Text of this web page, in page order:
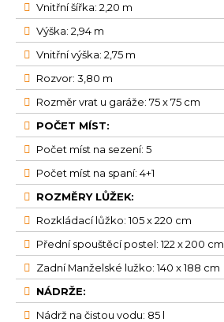
Vnitřní šířka: 2,20 m
Výška: 2,94 m
Vnitřní výška: 2,75 m
Rozvor: 3,80 m
Rozměr vrat u garáže: 75 x 75 cm
POČET MÍST:
Počet míst na sezení: 5
Počet míst na spaní: 4+1
ROZMĚRY LŮŽEK:
Rozkládací lůžko: 105 x 220 cm
Přední spouštěcí postel: 122 x 200 cm
Zadní Manželské lužko: 140 x 188 cm
NÁDRŽE:
Nádrž na čistou vodu: 85 l